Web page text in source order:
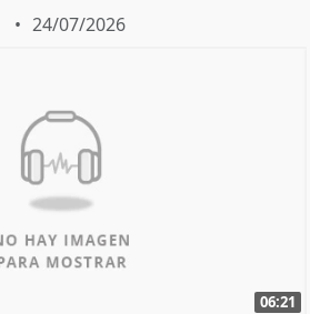
24/07/2026
06:21